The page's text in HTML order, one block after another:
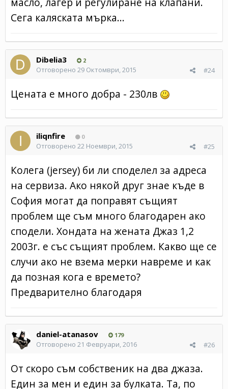
Сега каляската мърка...
Dibelia3 2
#24
Отговорено 29 Октомври, 2015
Цената е много добра - 230лв
iliqnfire 0
#25
Отговорено 22 Ноември, 2015
Колега (jersey) би ли споделел за адреса
на сервиза. Ако някой друг знае къде в
София могат да поправят същият
проблем ще съм много благодарен ако
сподели. Хондата на жената Джаз 1,2
2003г. е със същият проблем. Какво ще се
случи ако не взема мерки навреме и как
да позная кога е времето?
Предварително благодаря
daniel-atanasov 179
#26
Отговорено 21 Февруари, 2016
От скоро съм собственик на два джаза.
Един за мен и един за булката. Та, по